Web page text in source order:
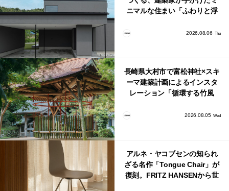
ニマルな住まい「ふわりと浮
2026.08.06 Thu
長崎県大村市で富松神社×スキ
ーマ建築計画によるインスタ
レーション「循環する竹風
2026.08.05 Wed
アルネ・ヤコブセンの知られ
ざる名作「Tongue Chair」が
復刻。FRITZ HANSENから世